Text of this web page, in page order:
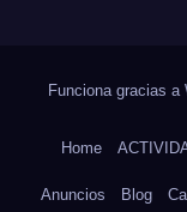
Funciona gracias a
Home
Anuncios Blog